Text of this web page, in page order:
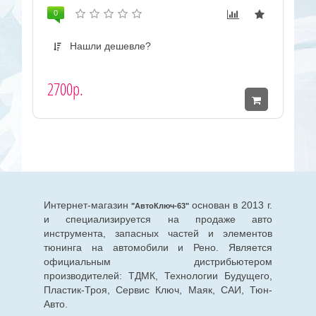
0
Нашли дешевле?
2700р.
Интернет-магазин "АвтоКлюч-63" основан в 2013 г.
и специализируется на продаже авто
инструмента, запасных частей и элементов
тюнинга на автомобили и Рено. Является
официальным дистрибьютером
производителей: ТДМК, Технологии Будущего,
Пластик-Троя, Сервис Ключ, Маяк, САИ, Тюн-
Авто.